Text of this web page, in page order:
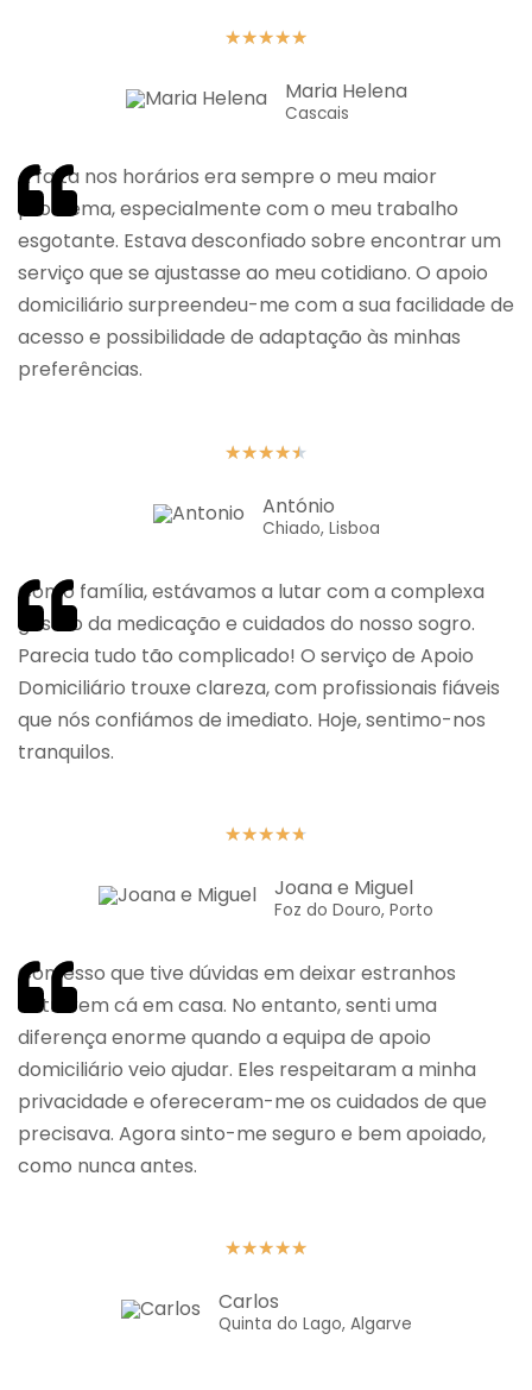
★★★★★
Maria Helena
Cascais
A falta nos horários era sempre o meu maior
problema, especialmente com o meu trabalho
esgotante. Estava desconfiado sobre encontrar um
serviço que se ajustasse ao meu cotidiano. O apoio
domiciliário surpreendeu-me com a sua facilidade de
acesso e possibilidade de adaptação às minhas
preferências.
★★★★★
António
Chiado, Lisboa
Como família, estávamos a lutar com a complexa
gestão da medicação e cuidados do nosso sogro.
Parecia tudo tão complicado! O serviço de Apoio
Domiciliário trouxe clareza, com profissionais fiáveis
que nós confiámos de imediato. Hoje, sentimo-nos
tranquilos.
★★★★★
Joana e Miguel
Foz do Douro, Porto
Confesso que tive dúvidas em deixar estranhos
entrarem cá em casa. No entanto, senti uma
diferença enorme quando a equipa de apoio
domiciliário veio ajudar. Eles respeitaram a minha
privacidade e ofereceram-me os cuidados de que
precisava. Agora sinto-me seguro e bem apoiado,
como nunca antes.
★★★★★
Carlos
Quinta do Lago, Algarve